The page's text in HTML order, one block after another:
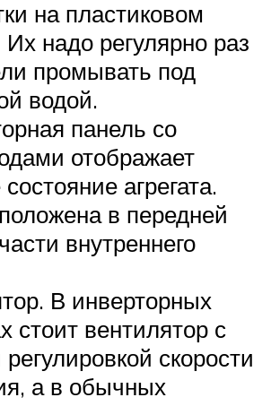
на пластиковом
Их надо регулярно раз
промывать под
водой.
панель со
отображает
агрегата.
в передней
внутреннего
В инверторных
стоит вентилятор с
скорости
а в обычных